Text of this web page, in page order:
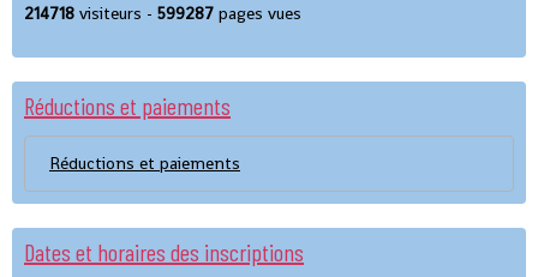
214718 visiteurs - 599287 pages vues
Réductions et paiements
Réductions et paiements
Dates et horaires des inscriptions